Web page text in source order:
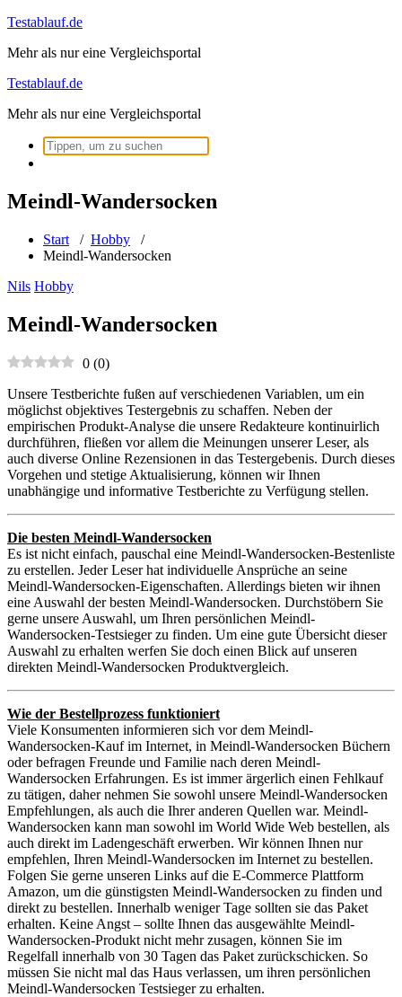
Zum
springen
Testablauf.de
Mehr als nur eine Vergleichsportal
Testablauf.de
Mehr als nur eine Vergleichsportal
Suchen
nach:
Meindl-Wandersocken
Start / Hobby /
Meindl-Wandersocken
Nils Hobby
Meindl-Wandersocken
0 (0)
Unsere Testberichte fußen auf verschiedenen Variablen, um ein
möglichst objektives Testergebnis zu schaffen. Neben der
empirischen Produkt-Analyse die unsere Redakteure kontinuirlich
durchführen, fließen vor allem die Meinungen unserer Leser, als
auch diverse Online Rezensionen in das Testergebenis. Durch dieses
Vorgehen und stetige Aktualisierung, können wir Ihnen
unabhängige und informative Testberichte zu Verfügung stellen.
Die besten Meindl-Wandersocken
Es ist nicht einfach, pauschal eine Meindl-Wandersocken-Bestenliste
zu erstellen. Jeder Leser hat individuelle Ansprüche an seine
Meindl-Wandersocken-Eigenschaften. Allerdings bieten wir ihnen
eine Auswahl der besten Meindl-Wandersocken. Durchstöbern Sie
gerne unsere Auswahl, um Ihren persönlichen Meindl-
Wandersocken-Testsieger zu finden. Um eine gute Übersicht dieser
Auswahl zu erhalten werfen Sie doch einen Blick auf unseren
direkten Meindl-Wandersocken Produktvergleich.
Wie der Bestellprozess funktioniert
Viele Konsumenten informieren sich vor dem Meindl-
Wandersocken-Kauf im Internet, in Meindl-Wandersocken Büchern
oder befragen Freunde und Familie nach deren Meindl-
Wandersocken Erfahrungen. Es ist immer ärgerlich einen Fehlkauf
zu tätigen, daher nehmen Sie sowohl unsere Meindl-Wandersocken
Empfehlungen, als auch die Ihrer anderen Quellen war. Meindl-
Wandersocken kann man sowohl im World Wide Web bestellen, als
auch direkt im Ladengeschäft erwerben. Wir können Ihnen nur
empfehlen, Ihren Meindl-Wandersocken im Internet zu bestellen.
Folgen Sie gerne unseren Links auf die E-Commerce Plattform
Amazon, um die günstigsten Meindl-Wandersocken zu finden und
direkt zu bestellen. Innerhalb weniger Tage sollten sie das Paket
erhalten. Keine Angst – sollte Ihnen das ausgewählte Meindl-
Wandersocken-Produkt nicht mehr zusagen, können Sie im
Regelfall innerhalb von 30 Tagen das Paket zurückschicken. So
müssen Sie nicht mal das Haus verlassen, um ihren persönlichen
Meindl-Wandersocken Testsieger zu erhalten.